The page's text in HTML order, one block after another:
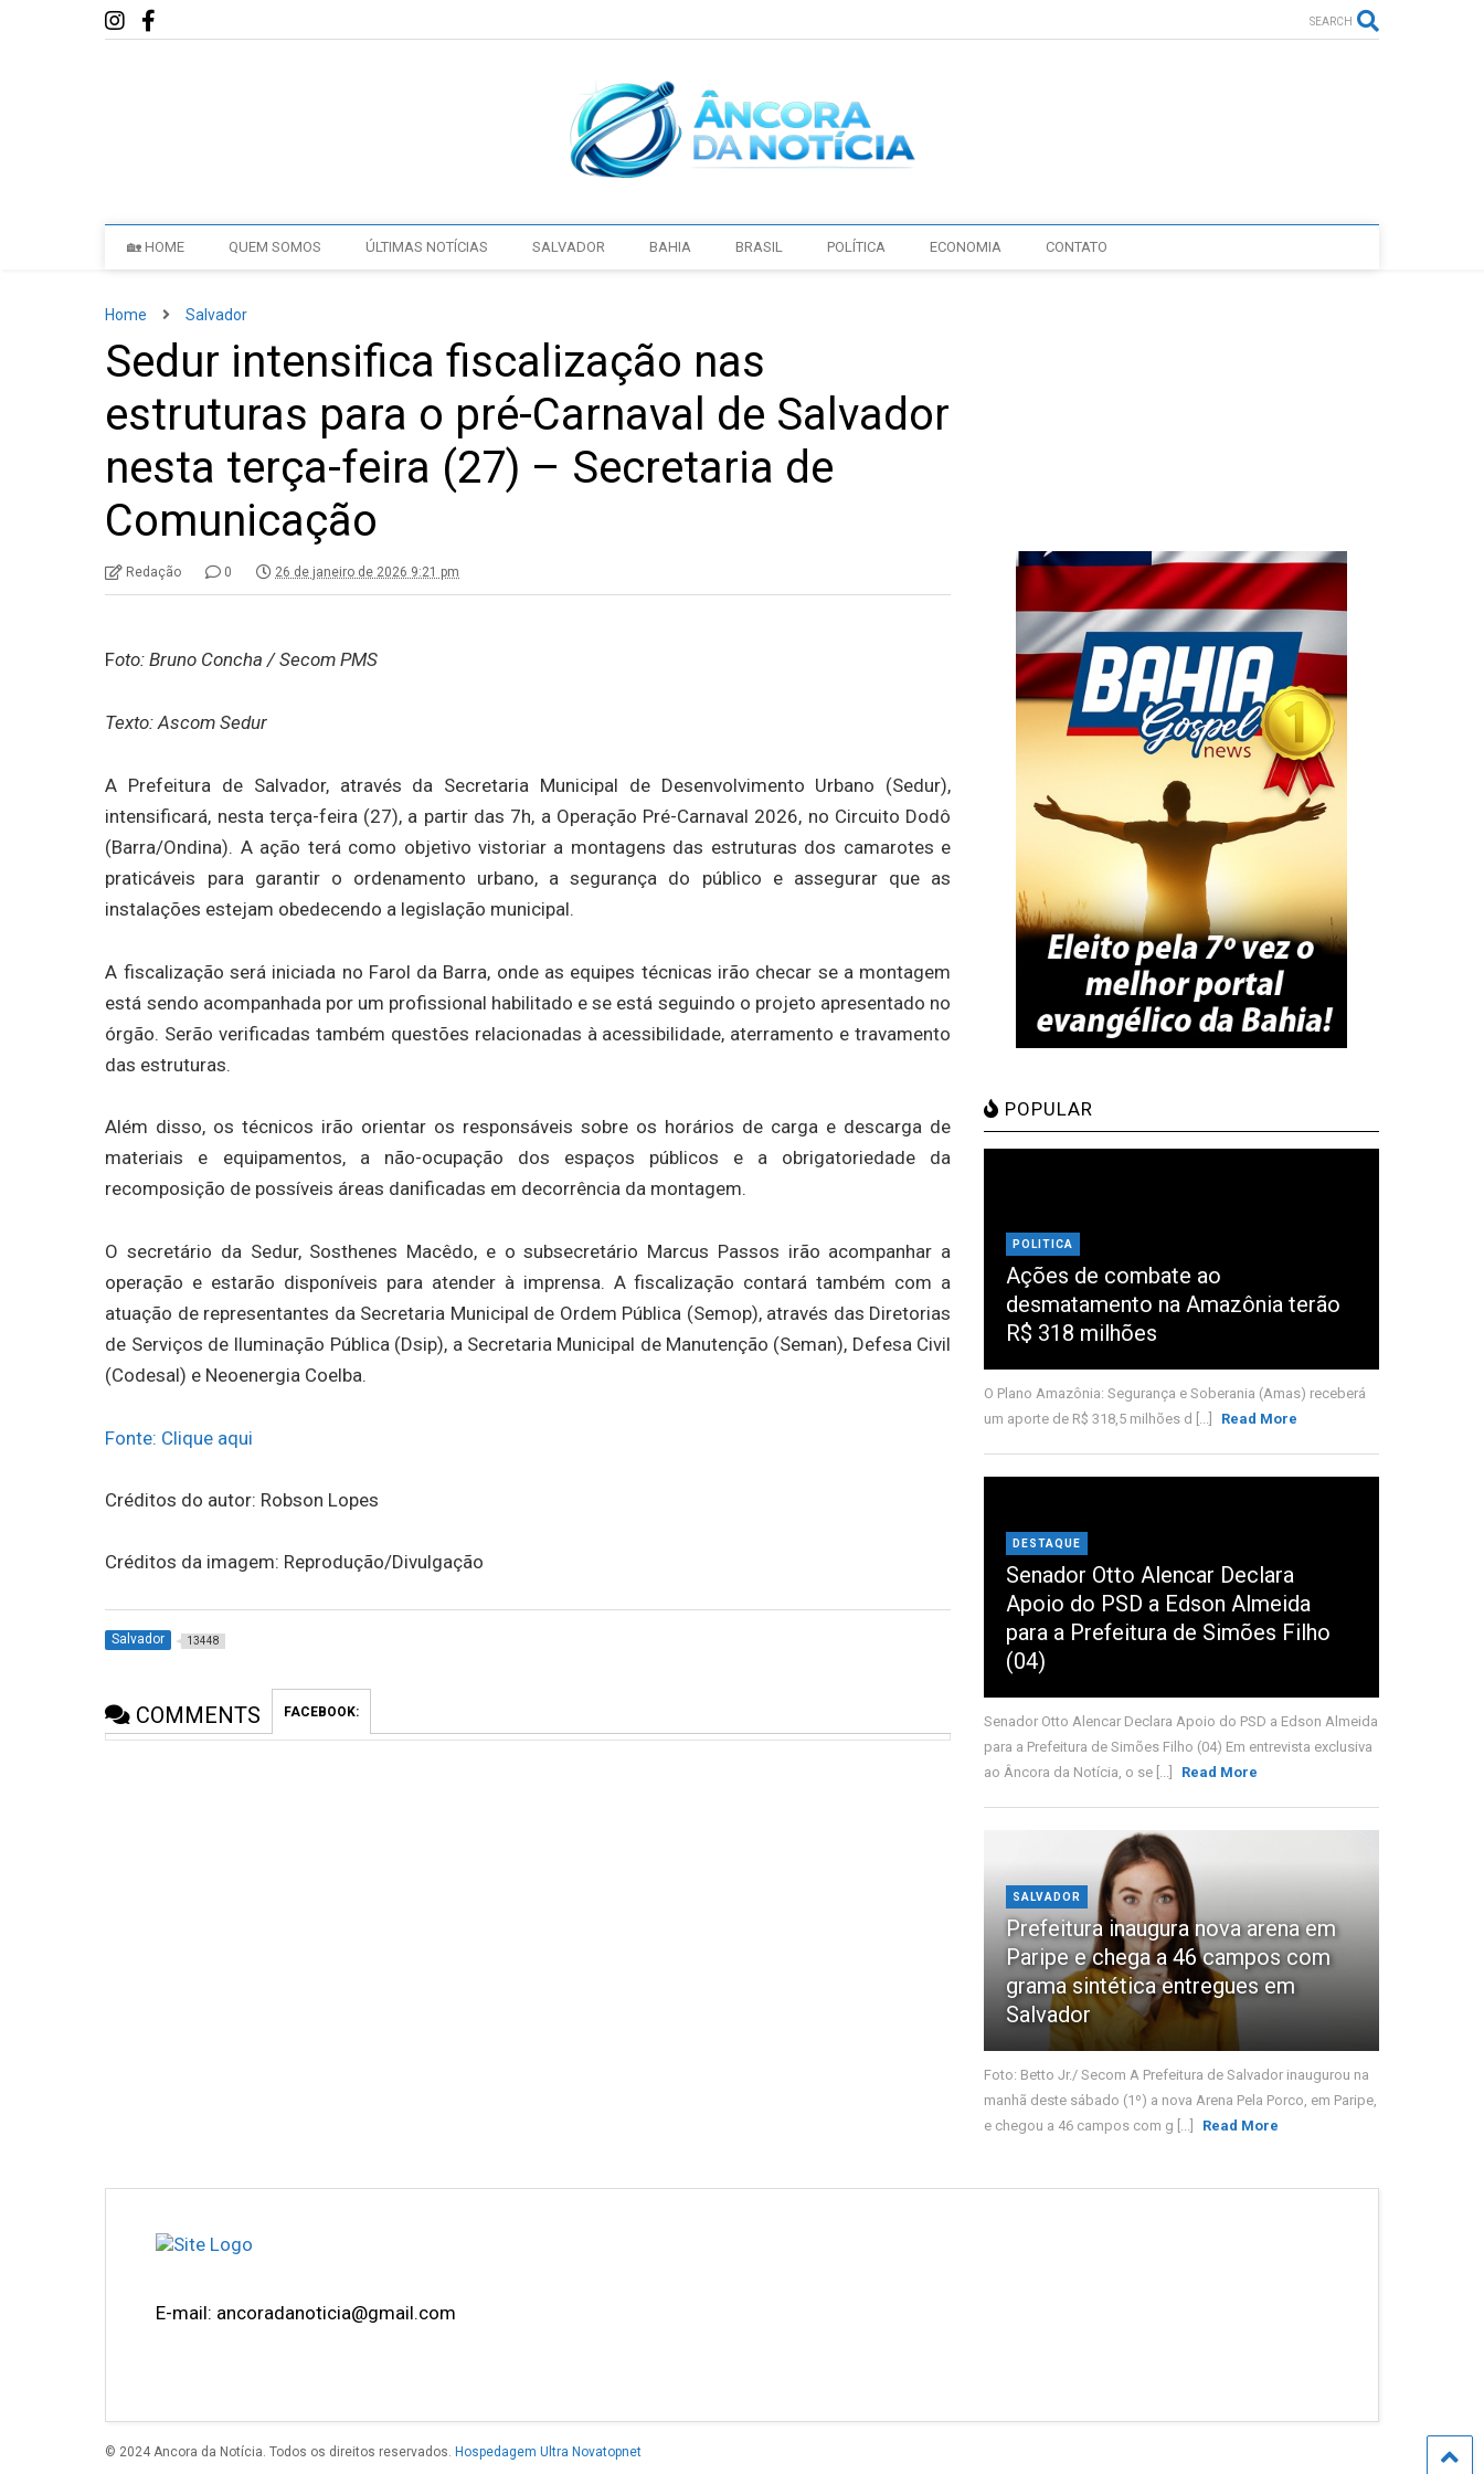
SEARCH
🏡 HOME QUEM SOMOS ÚLTIMAS NOTÍCIAS SALVADOR BAHIA BRASIL POLÍTICA ECONOMIA CONTATO
Home Salvador
Sedur intensifica fiscalização nas
estruturas para o pré-Carnaval de Salvador
nesta terça-feira (27) – Secretaria de
Comunicação
Redação 0 26 de janeiro de 2026 9:21 pm
Foto: Bruno Concha / Secom PMS
Texto: Ascom Sedur
A Prefeitura de Salvador, através da Secretaria Municipal de Desenvolvimento Urbano (Sedur),
intensificará, nesta terça-feira (27), a partir das 7h, a Operação Pré-Carnaval 2026, no Circuito Dodô
(Barra/Ondina). A ação terá como objetivo vistoriar a montagens das estruturas dos camarotes e
praticáveis para garantir o ordenamento urbano, a segurança do público e assegurar que as
instalações estejam obedecendo a legislação municipal.
A fiscalização será iniciada no Farol da Barra, onde as equipes técnicas irão checar se a montagem
está sendo acompanhada por um profissional habilitado e se está seguindo o projeto apresentado no
órgão. Serão verificadas também questões relacionadas à acessibilidade, aterramento e travamento
das estruturas.
Além disso, os técnicos irão orientar os responsáveis sobre os horários de carga e descarga de
materiais e equipamentos, a não-ocupação dos espaços públicos e a obrigatoriedade da
recomposição de possíveis áreas danificadas em decorrência da montagem.
O secretário da Sedur, Sosthenes Macêdo, e o subsecretário Marcus Passos irão acompanhar a
operação e estarão disponíveis para atender à imprensa. A fiscalização contará também com a
atuação de representantes da Secretaria Municipal de Ordem Pública (Semop), através das Diretorias
de Serviços de Iluminação Pública (Dsip), a Secretaria Municipal de Manutenção (Seman), Defesa Civil
(Codesal) e Neoenergia Coelba.
Fonte: Clique aqui
Créditos do autor: Robson Lopes
Créditos da imagem: Reprodução/Divulgação
Salvador 13448
COMMENTS FACEBOOK:
POPULAR
POLITICA
Ações de combate ao
desmatamento na Amazônia terão
R$ 318 milhões
O Plano Amazônia: Segurança e Soberania (Amas) receberá
um aporte de R$ 318,5 milhões d [...]
Read More
DESTAQUE
Senador Otto Alencar Declara
Apoio do PSD a Edson Almeida
para a Prefeitura de Simões Filho
(04)
Senador Otto Alencar Declara Apoio do PSD a Edson Almeida
para a Prefeitura de Simões Filho (04) Em entrevista exclusiva
ao Âncora da Notícia, o se [...]
Read More
SALVADOR
Prefeitura inaugura nova arena em
Paripe e chega a 46 campos com
grama sintética entregues em
Salvador
Foto: Betto Jr./ Secom A Prefeitura de Salvador inaugurou na
manhã deste sábado (1º) a nova Arena Pela Porco, em Paripe,
e chegou a 46 campos com g [...]
Read More
E-mail: ancoradanoticia@gmail.com
© 2024 Ancora da Notícia. Todos os direitos reservados. Hospedagem Ultra Novatopnet